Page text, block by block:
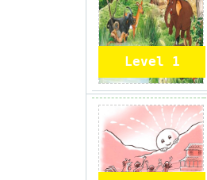
Level 1